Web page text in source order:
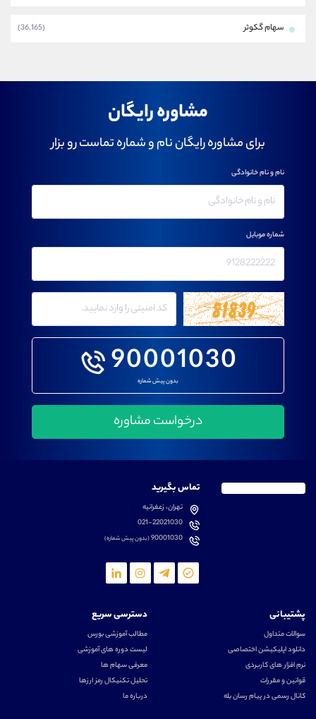
سهام گکوثر (36,165)
مشاوره رایگان
برای مشاوره رایگان نام و شماره تماست رو بزار
90001030
بدون پیش شماره
نام و نام خانوادگی
شماره موبایل
تماس بگیرید
تهران، زعفرانیه
021-22021030
90001030(بدون پیش شماره)
پشتیبانی
سوالات متداول
دانلود اپلیکیشن اختصاصی
نرم افزار های کاربردی
قوانین و مقررات
کانال رسمی در پیام رسان بله
دسترسی سریع
مطالب آموزشی بورس
لیست دوره های آموزشی
معرفی سهام ها
تحلیل تکنیکال رمز ارزها
درباره ما